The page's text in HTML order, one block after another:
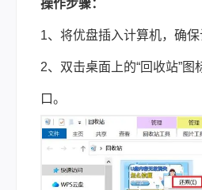
操作步骤：
1、将优盘插入计算机，确保
2、双击桌面上的“回收站”图
口。